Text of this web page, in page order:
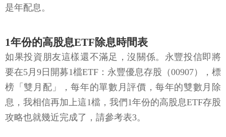
是年配息。
1年份的高股息ETF除息時間表
如果投資朋友這樣還不滿足，沒關係。永豐投信即將
要在5月9日開募1檔ETF：永豐優息存股（00907），標
榜「雙月配」，每年的單數月評價，每年的雙數月除
息，我相信再加上這1檔，我們1年份的高股息ETF存股
攻略也就幾近完成了，請參考表3。